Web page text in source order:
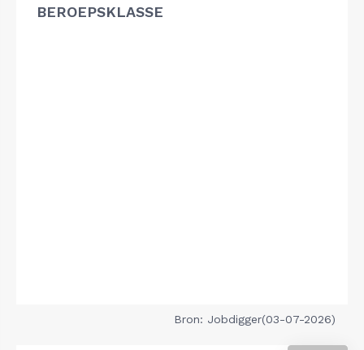
BEROEPSKLASSE
Bron: Jobdigger(03-07-2026)